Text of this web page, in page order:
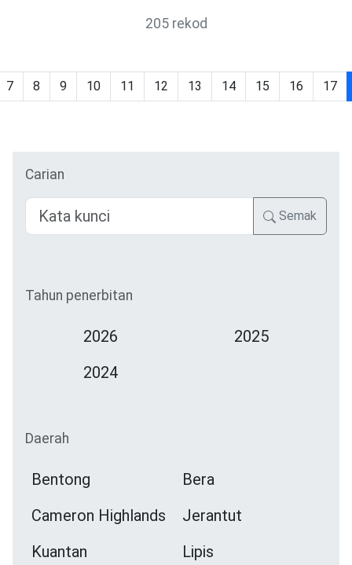
205 rekod
7 8 9 10 11 12 13 14 15 16 17
Carian
Semak
Tahun penerbitan
2026
2025
2024
Daerah
Bentong
Bera
Cameron Highlands
Jerantut
Kuantan
Lipis